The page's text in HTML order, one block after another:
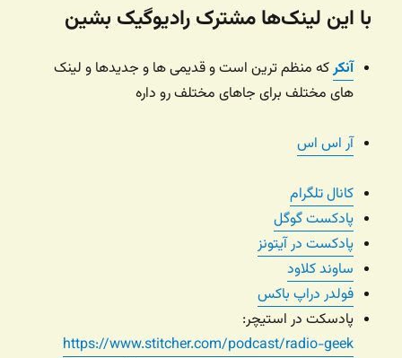
با این لینک‌ها مشترک رادیوگیک بشین
آنکرکه منظم ترین است و قدیمی ها و جدیدها و لینک
های مختلف برای جاهای مختلف رو داره
آر اس اس
کانال تلگرام
پادکست گوگل
پادکست در آیتونز
ساوند کلاود
فولدر دراپ باکس
پادسکت در استیچر:
https://www.stitcher.com/podcast/radio-geek